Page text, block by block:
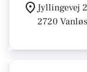
Jyllingevej
2720